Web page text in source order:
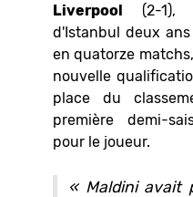
Liverpool (2-1),
d'Istanbul deux
en quatorze
nouvelle
place du
première demi-
pour le joueur.
« Maldini avait